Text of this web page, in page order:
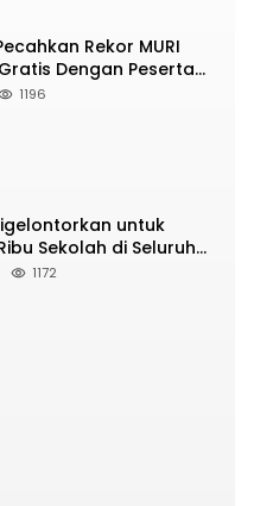
Rekor MURI
Dengan Peserta
1196
untuk
Sekolah di Seluruh
1172